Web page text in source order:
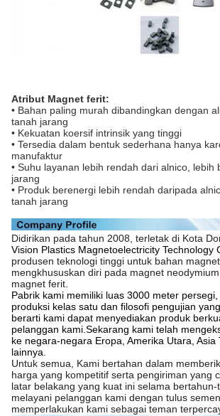
Atribut Magnet ferit:
• Bahan paling murah dibandingkan dengan
tanah jarang
• Kekuatan koersif intrinsik yang tinggi
• Tersedia dalam bentuk sederhana hanya
manufaktur
• Suhu layanan lebih rendah dari alnico, lebih
jarang
• Produk berenergi lebih rendah daripada
tanah jarang
Didirikan pada tahun 2008, terletak di Kota
Vision Plastics Magnetoelectricity Technology
produsen teknologi tinggi untuk bahan
mengkhususkan diri pada magnet
magnet ferit.
Pabrik kami memiliki luas 3000 meter
produksi kelas satu dan filosofi pengujian
berarti kami dapat menyediakan produk
pelanggan kami.Sekarang kami telah
ke negara-negara Eropa, Amerika Utara, Asia
lainnya.
Untuk semua, Kami bertahan dalam
harga yang kompetitif serta pengiriman yang
latar belakang yang kuat ini selama bertahun-
melayani pelanggan kami dengan tulus
memperlakukan kami sebagai teman